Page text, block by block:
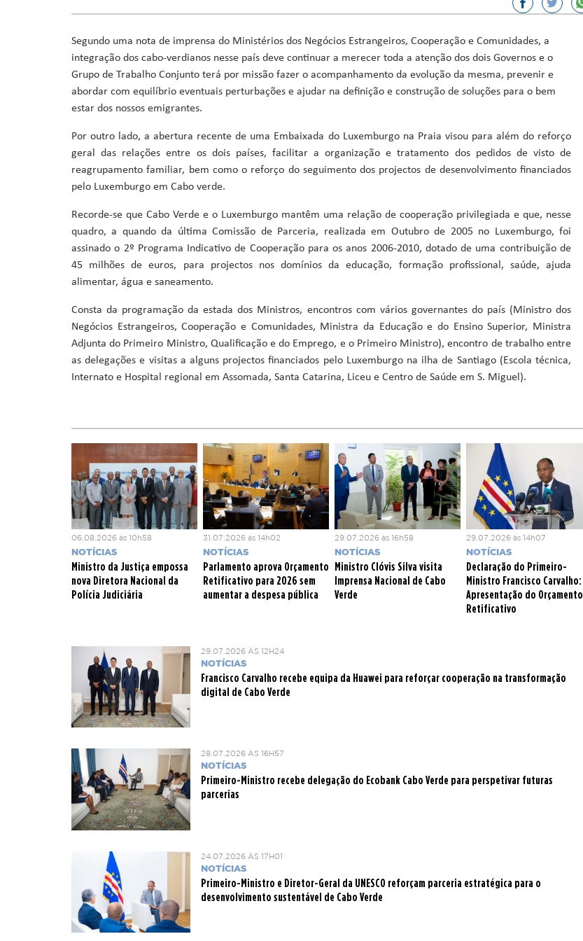
Ministro da Saúde
Ministra da Agricultura, Desenvolvimento Rural e Pescas
Ministro da Cultura, Industrias Criativas, Juventude e Desporto
Ministro da Reforma do Estado, Poder Local e Descentralização
Ministro do Ambiente, Ação Climática e Energia
Ministro da Coordenação de Projetos Especiais e Acesso a Fundos
Segundo uma nota de imprensa do Ministérios dos Negócios Estrangeiros, Cooperação e Comunidades, a
integração dos cabo-verdianos nesse país deve continuar a merecer toda a atenção dos dois Governos e o
Grupo de Trabalho Conjunto terá por missão fazer o acompanhamento da evolução da mesma, prevenir e
abordar com equilíbrio eventuais perturbações e ajudar na definição e construção de soluções para o bem
estar dos nossos emigrantes.
Por outro lado, a abertura recente de uma Embaixada do Luxemburgo na Praia visou para além do reforço
geral das relações entre os dois países, facilitar a organização e tratamento dos pedidos de visto de
reagrupamento familiar, bem como o reforço do seguimento dos projectos de desenvolvimento financiados
pelo Luxemburgo em Cabo verde.
Recorde-se que Cabo Verde e o Luxemburgo mantêm uma relação de cooperação privilegiada e que, nesse
quadro, a quando da última Comissão de Parceria, realizada em Outubro de 2005 no Luxemburgo, foi
assinado o 2º Programa Indicativo de Cooperação para os anos 2006-2010, dotado de uma contribuição de
45 milhões de euros, para projectos nos domínios da educação, formação profissional, saúde, ajuda
alimentar, água e saneamento.
Consta da programação da estada dos Ministros, encontros com vários governantes do país (Ministro dos
Negócios Estrangeiros, Cooperação e Comunidades, Ministra da Educação e do Ensino Superior, Ministra
Adjunta do Primeiro Ministro, Qualificação e do Emprego, e o Primeiro Ministro), encontro de trabalho entre
as delegações e visitas a alguns projectos financiados pelo Luxemburgo na ilha de Santiago (Escola técnica,
Internato e Hospital regional em Assomada, Santa Catarina, Liceu e Centro de Saúde em S. Miguel).
06.08.2026 às 10h58
NOTÍCIAS
Ministro da Justiça empossa
nova Diretora Nacional da
Polícia Judiciária
31.07.2026 às 14h02
NOTÍCIAS
Parlamento aprova Orçamento
Retificativo para 2026 sem
aumentar a despesa pública
29.07.2026 às 16h58
NOTÍCIAS
Ministro Clóvis Silva visita
Imprensa Nacional de Cabo
Verde
29.07.2026 às 14h07
NOTÍCIAS
Declaração do Primeiro-
Ministro Francisco Carvalho:
Apresentação do Orçamento
Retificativo
NOTÍCIAS
29.07.2026 ÀS 12H24
Francisco Carvalho recebe equipa da Huawei para reforçar cooperação na transformação
digital de Cabo Verde
NOTÍCIAS
28.07.2026 ÀS 16H57
Primeiro-Ministro recebe delegação do Ecobank Cabo Verde para perspetivar futuras
parcerias
NOTÍCIAS
24.07.2026 ÀS 17H01
Primeiro-Ministro e Diretor-Geral da UNESCO reforçam parceria estratégica para o
desenvolvimento sustentável de Cabo Verde